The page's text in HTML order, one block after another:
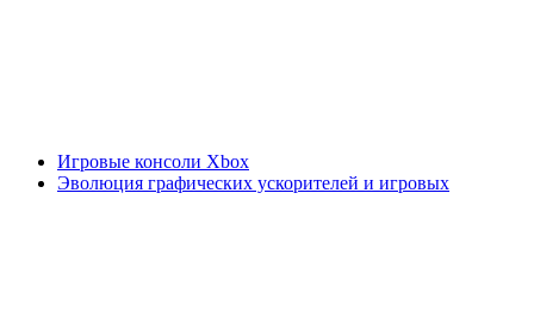
Игровые консоли Xbox
Эволюция графических ускорителей и игровых